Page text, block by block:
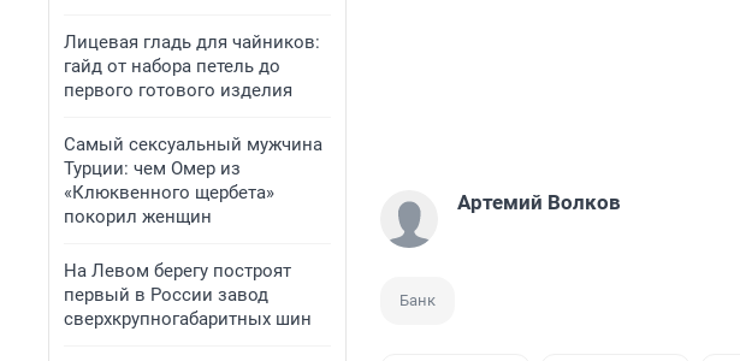
Лицевая гладь для чайников:
гайд от набора петель до
первого готового изделия
Самый сексуальный мужчина
Турции: чем Омер из
«Клюквенного щербета»
покорил женщин
На Левом берегу построят
первый в России завод
сверхкрупногабаритных шин
Артемий Волков
Банк